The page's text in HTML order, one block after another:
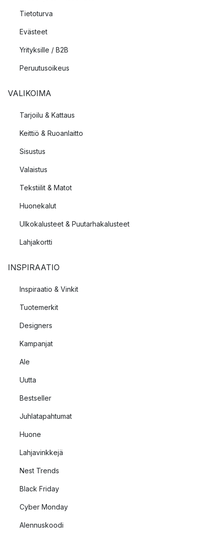
Tietoturva
Evästeet
Yrityksille / B2B
Peruutusoikeus
VALIKOIMA
Tarjoilu & Kattaus
Keittiö & Ruoanlaitto
Sisustus
Valaistus
Tekstiilit & Matot
Huonekalut
Ulkokalusteet & Puutarhakalusteet
Lahjakortti
INSPIRAATIO
Inspiraatio & Vinkit
Tuotemerkit
Designers
Kampanjat
Ale
Uutta
Bestseller
Juhlatapahtumat
Huone
Lahjavinkkejä
Nest Trends
Black Friday
Cyber Monday
Alennuskoodi